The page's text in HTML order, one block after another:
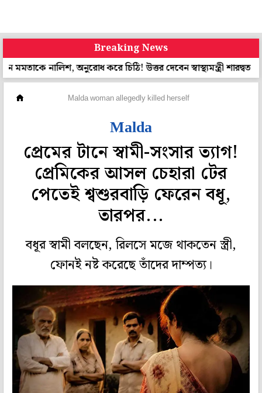
Breaking News
নালিশ, অনুরোধ করে চিঠি! উত্তর দেবেন স্বাস্থ্যমন্ত্রী শারদ্বত
Malda woman allegedly killed herself
Malda
প্রেমের টানে স্বামী-সংসার ত্যাগ!
প্রেমিকের আসল চেহারা টের
পেতেই শ্বশুরবাড়ি ফেরেন বধূ,
তারপর...
বধূর স্বামী বলছেন, রিলসে মজে থাকতেন স্ত্রী,
ফোনই নষ্ট করেছে তাঁদের দাম্পত্য।